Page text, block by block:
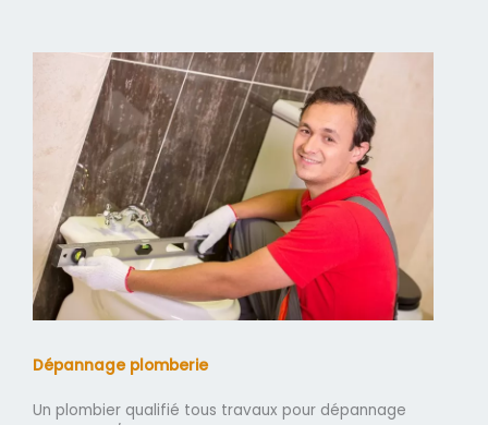
Dépannage plomberie
Un plombier qualifié tous travaux pour dépannage